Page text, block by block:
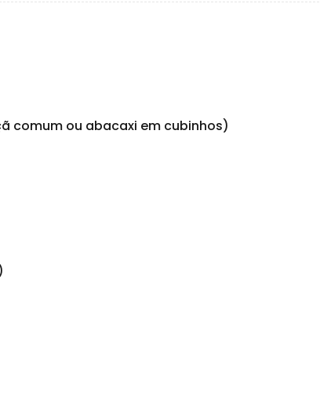
comum ou abacaxi em cubinhos)